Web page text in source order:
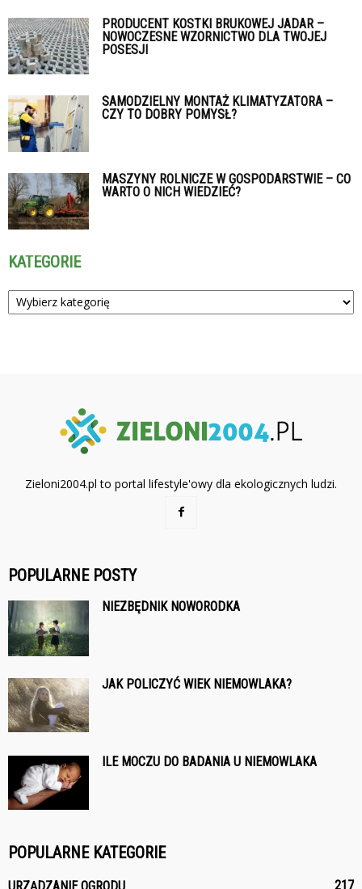
PRODUCENT KOSTKI BRUKOWEJ JADAR –
NOWOCZESNE WZORNICTWO DLA TWOJEJ
POSESJI
SAMODZIELNY MONTAŻ KLIMATYZATORA –
CZY TO DOBRY POMYSŁ?
MASZYNY ROLNICZE W GOSPODARSTWIE – CO
WARTO O NICH WIEDZIEĆ?
KATEGORIE
Kategorie
Zieloni2004.pl to portal lifestyle'owy dla ekologicznych ludzi.
POPULARNE POSTY
NIEZBĘDNIK NOWORODKA
JAK POLICZYĆ WIEK NIEMOWLAKA?
ILE MOCZU DO BADANIA U NIEMOWLAKA
POPULARNE KATEGORIE
217